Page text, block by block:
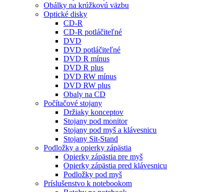
Obálky na krúžkovú väzbu
Optické disky
CD-R
CD-R potláčiteľné
DVD
DVD potláčiteľné
DVD R mínus
DVD R plus
DVD RW mínus
DVD RW plus
Obaly na CD
Počítačové stojany
Držiaky konceptov
Stojany pod monitor
Stojany pod myš a klávesnicu
Stojany Sit-Stand
Podložky a opierky zápästia
Opierky zápästia pre myš
Opierky zápästia pred klávesnicu
Podložky pod myš
Príslušenstvo k notebookom